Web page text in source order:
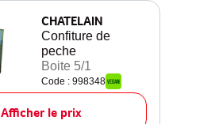
CHATELAIN
Confiture de
peche
Boite 5/1
Code : 998348
Afficher le prix